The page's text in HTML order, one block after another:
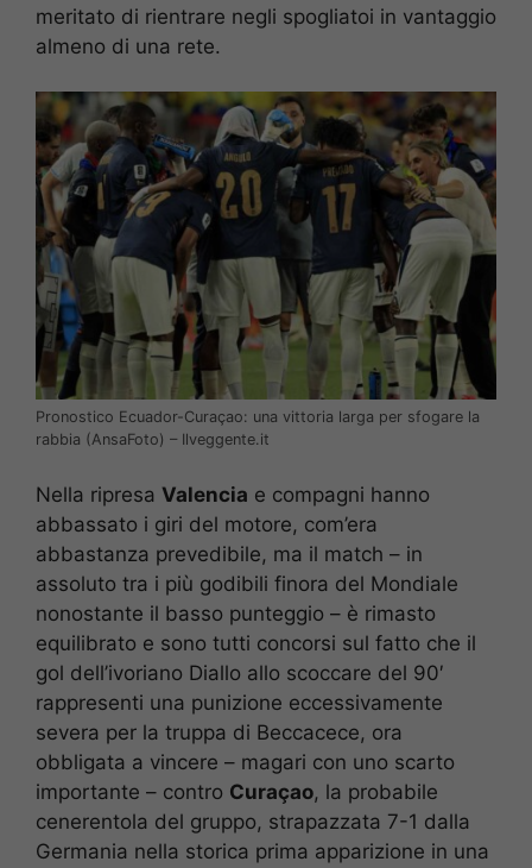
meritato di rientrare negli spogliatoi in vantaggio
almeno di una rete.
Pronostico Ecuador-Curaçao: una vittoria larga per sfogare la
rabbia (AnsaFoto) – Ilveggente.it
Nella ripresa Valencia e compagni hanno
abbassato i giri del motore, com’era
abbastanza prevedibile, ma il match – in
assoluto tra i più godibili finora del Mondiale
nonostante il basso punteggio – è rimasto
equilibrato e sono tutti concorsi sul fatto che il
gol dell’ivoriano Diallo allo scoccare del 90′
rappresenti una punizione eccessivamente
severa per la truppa di Beccacece, ora
obbligata a vincere – magari con uno scarto
importante – contro Curaçao, la probabile
cenerentola del gruppo, strapazzata 7-1 dalla
Germania nella storica prima apparizione in una